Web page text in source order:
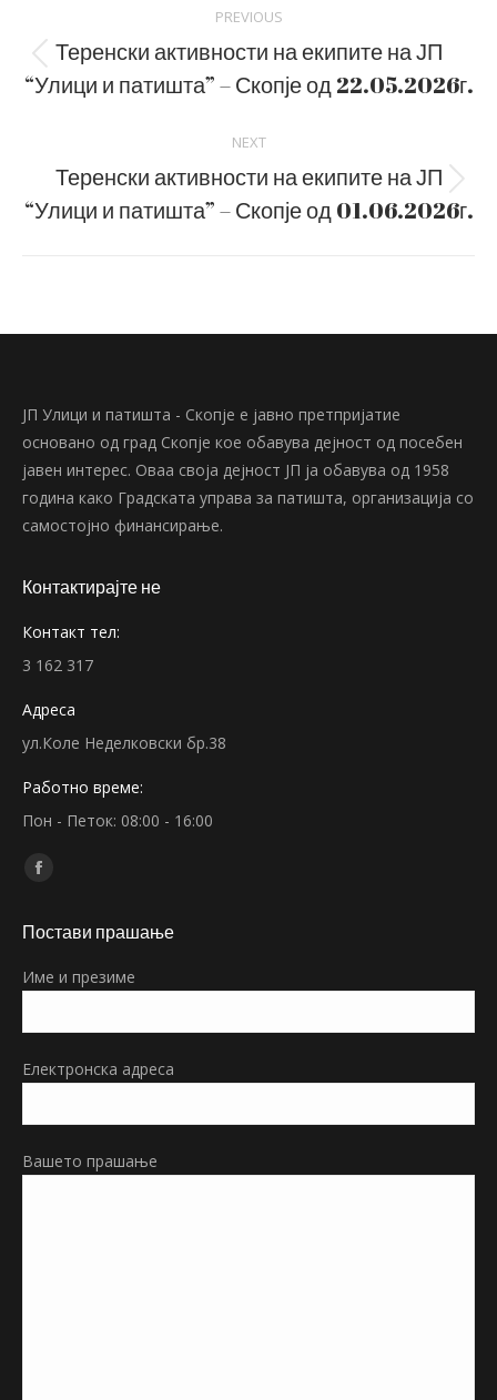
navigation
PREVIOUS
Previous
post:
Теренски активности на екипите на ЈП
“Улици и патишта” – Скопје од 22.05.2026г.
NEXT
Next
post:
Теренски активности на екипите на ЈП
“Улици и патишта” – Скопје од 01.06.2026г.
ЈП Улици и патишта - Скопје е јавно претпријатие
основано од град Скопје кое обавува дејност од посебен
јавен интерес. Оваа своја дејност ЈП ја обавува од 1958
година како Градската управа за патишта, организација со
самостојно финансирање.
Контактирајте не
Контакт тел:
3 162 317
Адреса
ул.Коле Неделковски бр.38
Работно време:
Пон - Петок: 08:00 - 16:00
Find us on:
Facebook
opens
new
Постави прашање
Име и презиме
Електронска адреса
Вашето прашање